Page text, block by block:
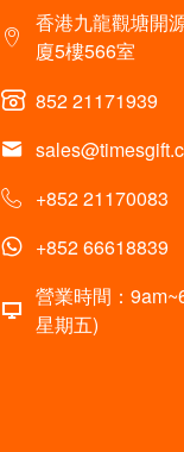
香港九龍觀塘開
廈5樓566室
852 21171939
+852 21170083
+852 66618839
營業時間：
星期五)